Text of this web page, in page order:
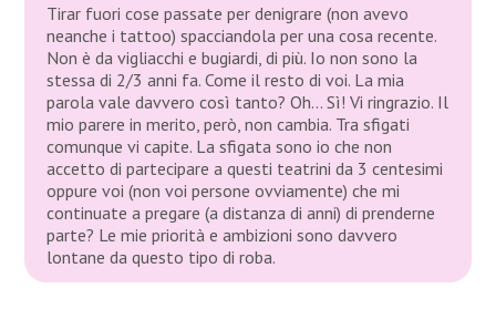
Tirar fuori cose passate per denigrare (non avevo
neanche i tattoo) spacciandola per una cosa recente.
Non è da vigliacchi e bugiardi, di più. Io non sono la
stessa di 2/3 anni fa. Come il resto di voi. La mia
parola vale davvero così tanto? Oh… Sì! Vi ringrazio. Il
mio parere in merito, però, non cambia. Tra sfigati
comunque vi capite. La sfigata sono io che non
accetto di partecipare a questi teatrini da 3 centesimi
oppure voi (non voi persone ovviamente) che mi
continuate a pregare (a distanza di anni) di prenderne
parte? Le mie priorità e ambizioni sono davvero
lontane da questo tipo di roba.